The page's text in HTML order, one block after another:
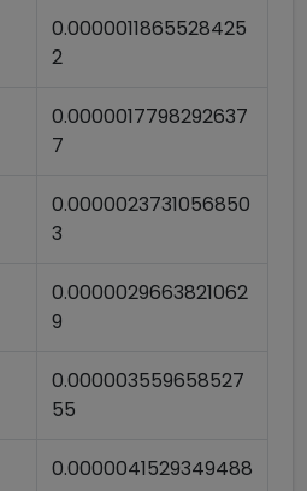
0.0000011865528425
2
0.0000017798292637
7
0.0000023731056850
3
0.0000029663821062
9
0.000003559658527
55
0.0000041529349488